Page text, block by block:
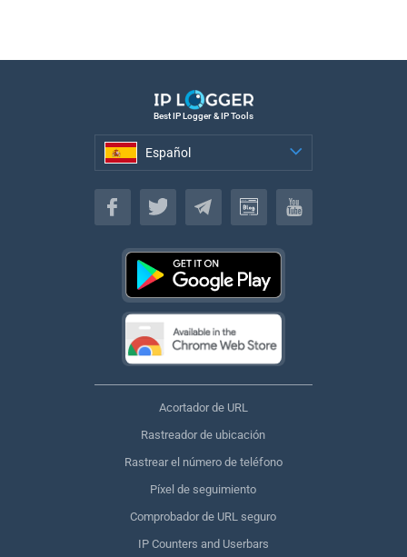
Best IP Logger & IP Tools
Español
Español
Acortador de URL
Rastreador de ubicación
Rastrear el número de teléfono
Píxel de seguimiento
Comprobador de URL seguro
IP Counters and Userbars